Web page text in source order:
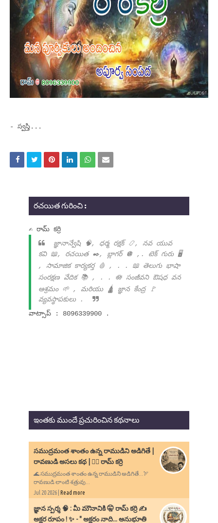
- స్వస్తి...
రచయిత గురించి :
✍ రామ్ కర్రి
జ్ఞానాన్వేషి 🧠, ధర్మ రక్షక్ 📿, నవ యువ
కవి 📖, రచయిత ✒️, బ్లాగర్ 🪩 ,. టెక్ గురు 🖥️
, సామాజిక కార్యకర్త 🩸 , . . 📖 తెలుగు భాషా
సంరక్షణ వేదిక 📚 , . . 🪷 సంజీవని ఔషధ వన
ఆశ్రమం 🌱 , మరియు 🛕 జ్ఞాన కేంద్ర 🚩
వ్యవస్థాపకులు .
వాట్సాప్ : 8096339900 .
ఇంతకు ముందే ప్రచురించిన కథనాలు
సముద్రమంత శాంతం ఉన్న రాముడిని అడిగితే |
రావణుడి అసలు కథ | ✍🏻 రామ్ కర్రి
🌊 సముద్రమంత శాంతం ఉన్న రాముడిని అడిగితే...🏹
రావణుడి లాంటి శత్రువు...
Jul 20 2026 | Read more
​జ్ఞాన స్పర్శ 🧠 : మీ మౌనానికి 🤫 రామ్ కర్రి ✍️
అక్షర రూపం ! ✨ - ​" అక్షరం నాది... అనుభూతి